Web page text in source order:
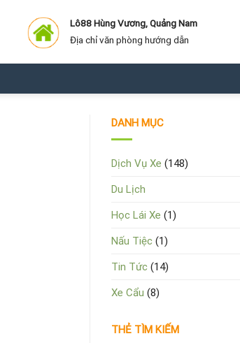
Lô88 Hùng Vương, Quảng Nam
Địa chỉ văn phòng hướng dẫn
DANH MỤC
Dịch Vụ Xe (148)
Du Lịch
Học Lái Xe (1)
Nấu Tiệc (1)
Tin Tức (14)
Xe Cẩu (8)
THẺ TÌM KIẾM